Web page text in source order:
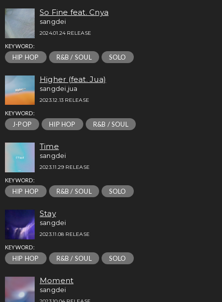
So Fine feat. Cnya
sangdei
2024.01.24 RELEASE
KEYWORD:
HIP HOP R&B / SOUL SOLO
Higher (feat. Jua)
sangdei,jua
2023.12.13 RELEASE
KEYWORD:
J-POP HIP HOP R&B / SOUL
Time
sangdei
2023.11.29 RELEASE
KEYWORD:
HIP HOP R&B / SOUL SOLO
Stay
sangdei
2023.11.08 RELEASE
KEYWORD:
HIP HOP R&B / SOUL SOLO
Moment
sangdei